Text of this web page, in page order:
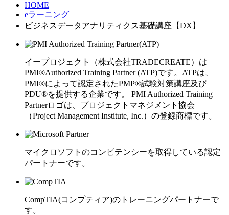
HOME
eラーニング
ビジネスデータアナリティクス基礎講座【DX】
イープロジェクト（株式会社TRADECREATE）は
PMI®Authorized Training Partner (ATP)です。ATPは、
PMI®によって認定されたPMP®試験対策講座及び
PDU®を提供する企業です。 PMI Authorized Training
Partnerロゴは、プロジェクトマネジメント協会
（Project Management Institute, Inc.）の登録商標です。
マイクロソフトのコンピテンシーを取得している認定
パートナーです。
CompTIA(コンプティア)のトレーニングパートナーで
す。